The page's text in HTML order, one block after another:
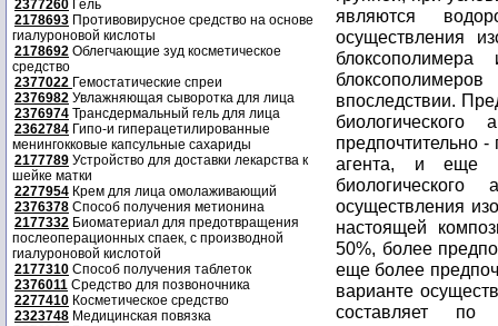
2377260 Гель
2178693 Противовирусное средство на основе
гиалуроновой кислоты
2178692 Облегчающие зуд косметическое
средство
2377022 Гемостатические спреи
2376982 Увлажняющая сыворотка для лица
2376974 Трансдермальный гель для лица
2362784 Гипо-и гиперацетилированные
менингокковые капсульные сахариды
2177789 Устройство для доставки лекарства к
шейке матки
2277954 Крем для лица омолаживающий
2376378 Способ получения метионина
2177332 Биоматериал для предотвращения
послеоперационных спаек, с производной
гиалуроновой кислотой
2177310 Способ получения таблеток
2376011 Средство для позвоночника
2277410 Косметическое средство
2323748 Медицинская повязка
являются
осуществления
впоследствии.
предпочтительно
агента, и еще
осуществления
настоящей
50%, более
еще более
варианте
составляет